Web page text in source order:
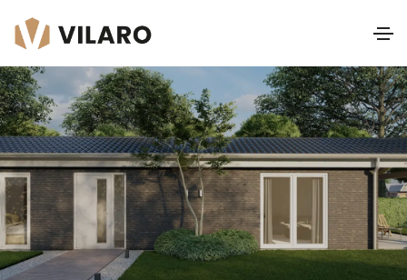
Beethoven
Zadeldak III